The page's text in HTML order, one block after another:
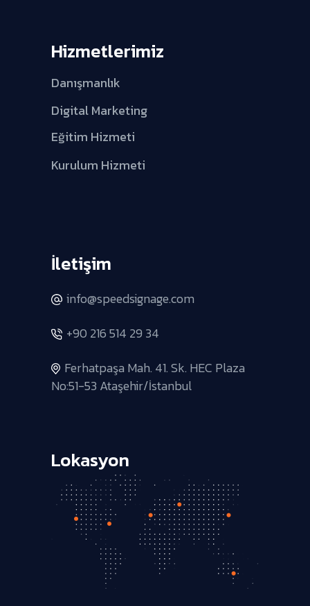
Hizmetlerimiz
Danışmanlık
Digital Marketing
Eğitim Hizmeti
Kurulum Hizmeti
İletişim
info@speedsignage.com
+90 216 514 29 34
Ferhatpaşa Mah. 41. Sk. HEC Plaza
No:51-53 Ataşehir/İstanbul
Lokasyon